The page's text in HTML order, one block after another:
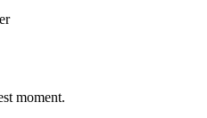
moment.